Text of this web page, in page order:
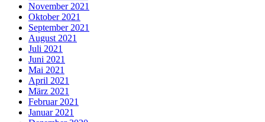
November 2021
Oktober 2021
September 2021
August 2021
Juli 2021
Juni 2021
Mai 2021
April 2021
März 2021
Februar 2021
Januar 2021